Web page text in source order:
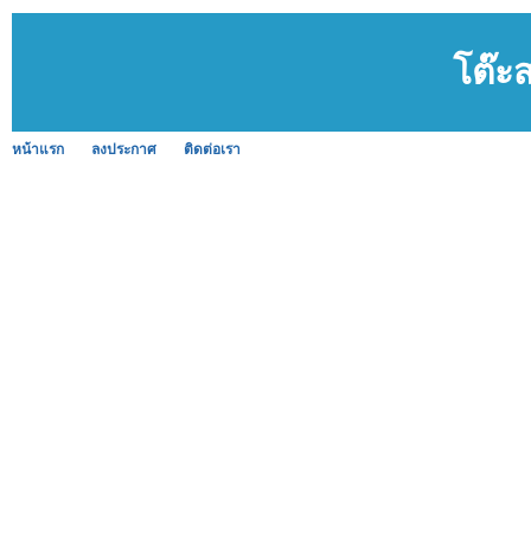
โต๊ะ
หน้าแรก ลงประกาศ ติดต่อเรา